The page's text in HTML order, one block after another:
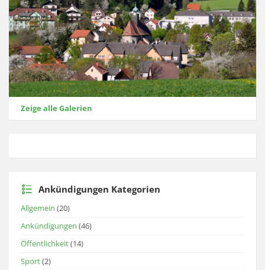
Zeige alle Galerien
Ankündigungen Kategorien
Allgemein (20)
Ankündigungen (46)
Öffentlichkeit(14)
Sport(2)